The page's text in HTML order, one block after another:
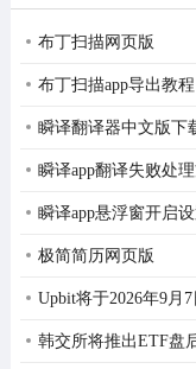
布丁扫描网页版
布丁扫描app导出教程
瞬译翻译器中文版下
瞬译app翻译失败处
瞬译app悬浮窗开启
极简简历网页版
Upbit将于2026年9月
韩交所将推出ETF盘